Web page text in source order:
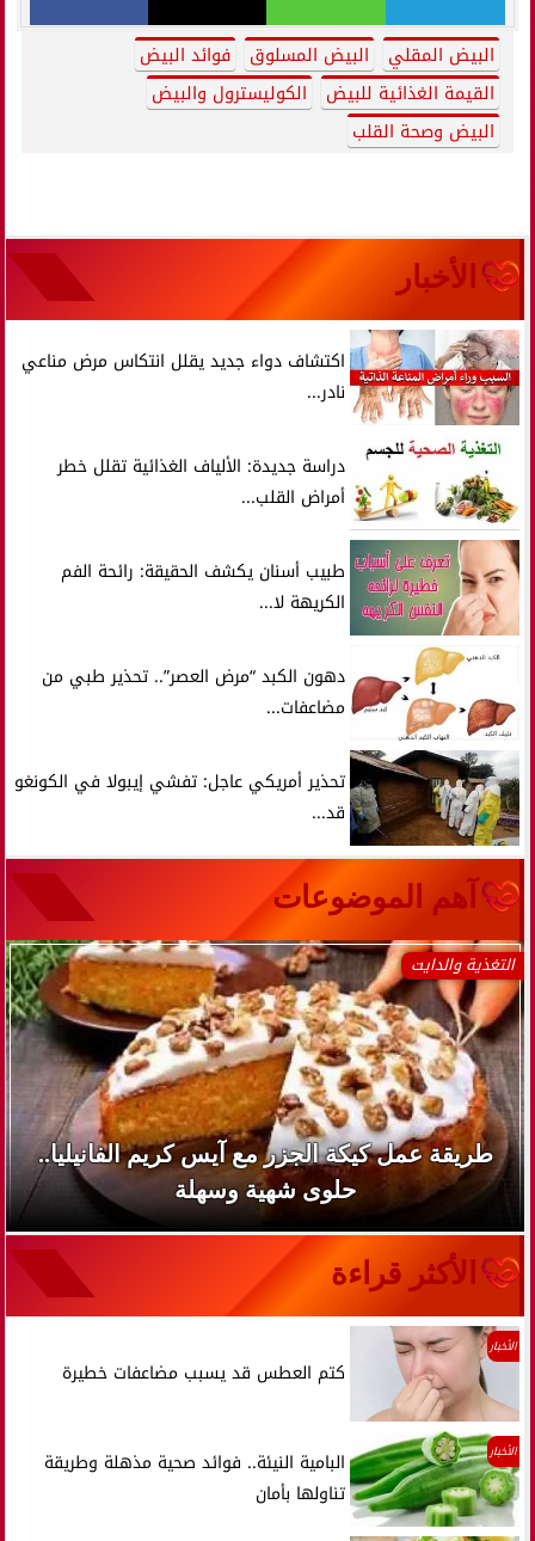
البيض المقلي البيض المسلوق
فوائد البيض
القيمة الغذائية للبيض
الكوليسترول والبيض
البيض وصحة القلب
الأخبار
اكتشاف دواء جديد يقلل انتكاس مرض مناعي
نادر...
دراسة جديدة: الألياف الغذائية تقلل خطر
أمراض القلب...
طبيب أسنان يكشف الحقيقة: رائحة الفم
الكريهة لا...
دهون الكبد “مرض العصر”.. تحذير طبي من
مضاعفات...
تحذير أمريكي عاجل: تفشي إيبولا في الكونغو
قد...
آهم الموضوعات
التغذية والدايت
طريقة عمل كيكة الجزر مع آيس كريم الفانيليا..
حلوى شهية وسهلة
الأكثر قراءة
الأخبار
كتم العطس قد يسبب مضاعفات خطيرة
الأخبار
البامية النيئة.. فوائد صحية مذهلة وطريقة
تناولها بأمان